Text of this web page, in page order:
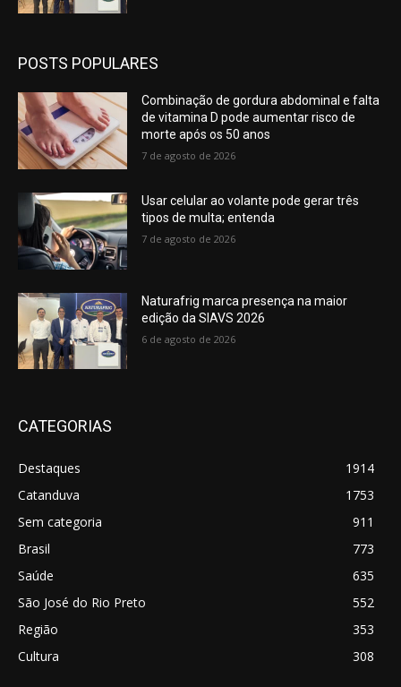
POSTS POPULARES
Combinação de gordura abdominal e falta
de vitamina D pode aumentar risco de
morte após os 50 anos
7 de agosto de 2026
Usar celular ao volante pode gerar três
tipos de multa; entenda
7 de agosto de 2026
Naturafrig marca presença na maior
edição da SIAVS 2026
6 de agosto de 2026
CATEGORIAS
Destaques
1914
Catanduva
1753
Sem categoria
911
Brasil
773
Saúde
635
São José do Rio Preto
552
Região
353
Cultura
308